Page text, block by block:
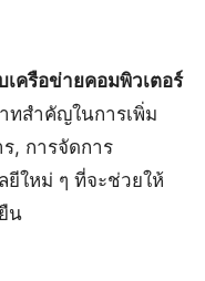
ครือข่ายคอมพิวเตอร์
ทสำคัญในการเพิ่ม
, การจัดการ
ใหม่ ๆ ที่จะช่วยให้
น